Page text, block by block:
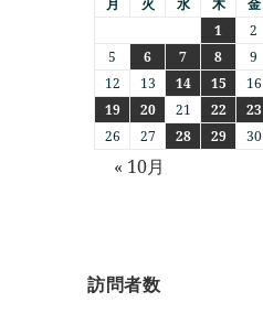
月 火 水 木 金
1
2
5
6 7 8 9
12
13 14 15 16
19
20 21 22 23
26
27 28 29 30
« 10月
訪問者数